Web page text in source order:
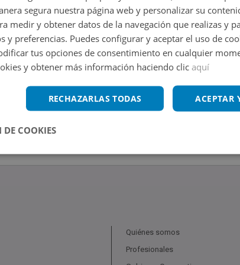
Quiénes somos
Profesionales
segura nuestra página web y personalizar su
medir y obtener datos de la navegación que realizas y
y preferencias. Puedes configurar y aceptar el uso de
tus opciones de consentimiento en cualquier
y obtener más información haciendo clicaquí
ACEPTAR
RECHAZARLAS TODAS
COOKIES